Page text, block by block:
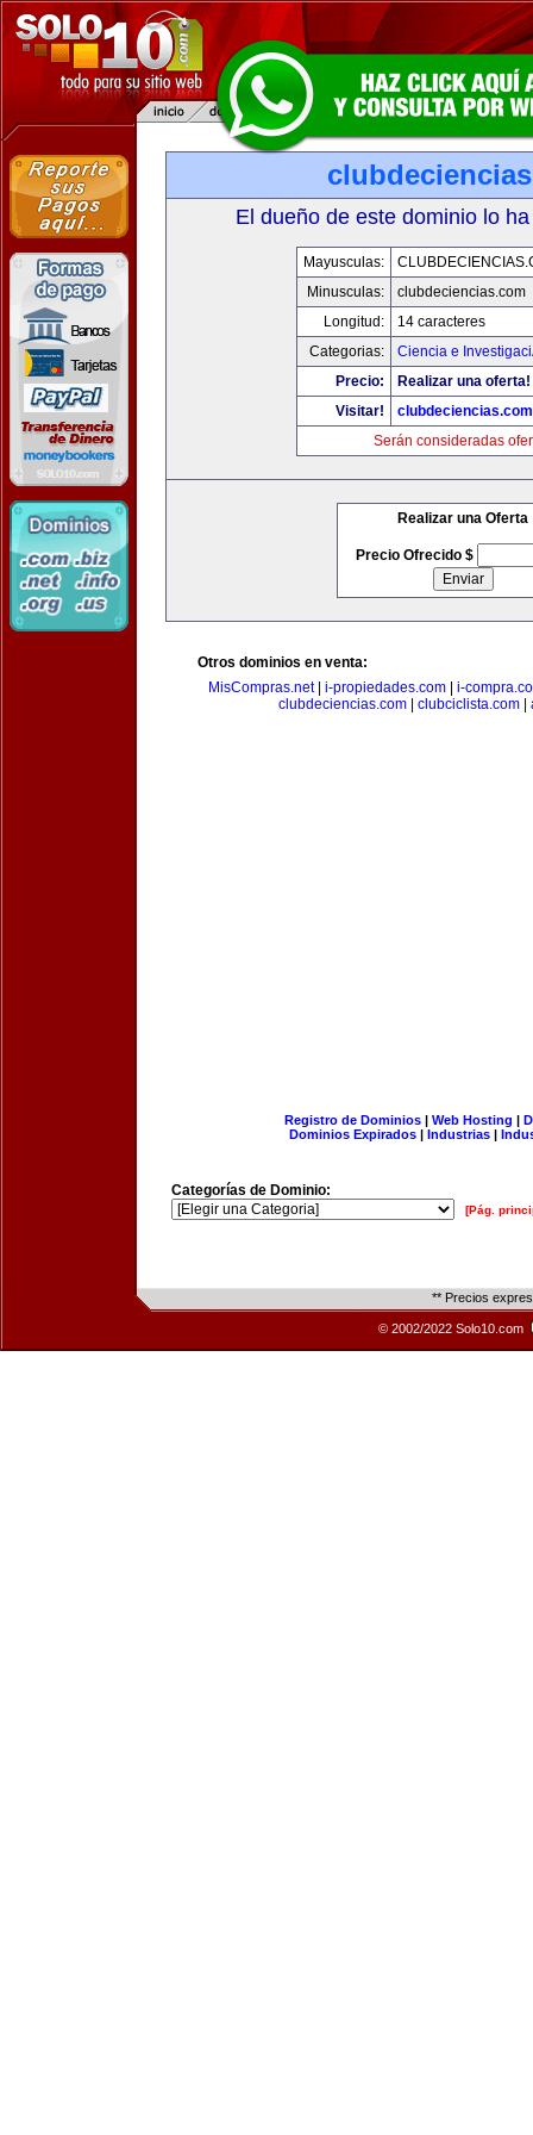
El dueño de este dominio lo
Mayusculas:
Minusculas:
clubdeciencias.com
Longitud:
14 caracteres
Categorias:
Ciencia e
Precio:
Realizar una oferta!
Visitar!
clubdeciencias.com
Serán consideradas
Realizar una Oferta
Precio Ofrecido $
Otros dominios en venta:
MisCompras.net| i-propiedades.com| i-
clubdeciencias.com
clubciclista.com
Registro de Dominios| Web Hosting |
Dominios Expirados | Industrias |
Categorías de Dominio:
[Pág.
** Precios
© 2002/2022 Solo10.com